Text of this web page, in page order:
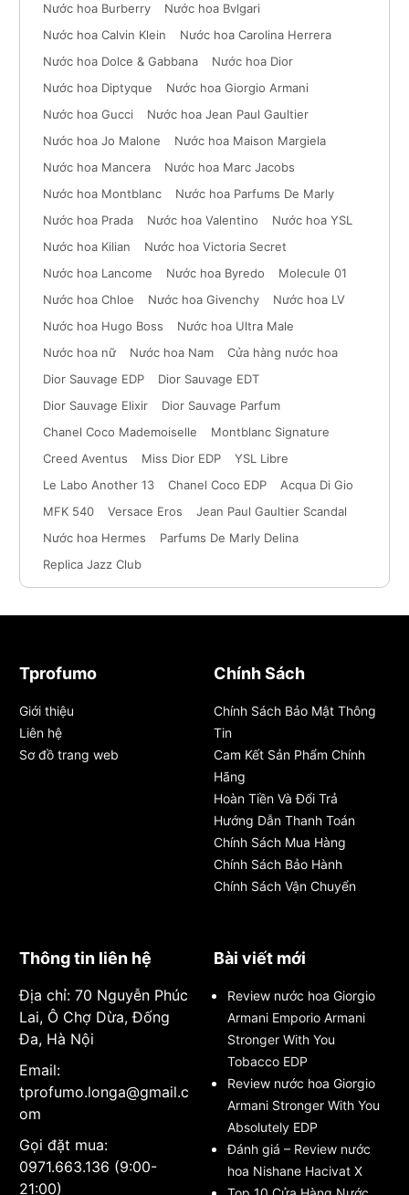
Nước hoa Burberry
Nước hoa Bvlgari
Nước hoa Calvin Klein
Nước hoa Carolina Herrera
Nước hoa Dolce & Gabbana
Nước hoa Dior
Nước hoa Diptyque
Nước hoa Giorgio Armani
Nước hoa Gucci
Nước hoa Jean Paul Gaultier
Nước hoa Jo Malone
Nước hoa Maison Margiela
Nước hoa Mancera
Nước hoa Marc Jacobs
Nước hoa Montblanc
Nước hoa Parfums De Marly
Nước hoa Prada
Nước hoa Valentino
Nước hoa YSL
Nước hoa Kilian
Nước hoa Victoria Secret
Nước hoa Lancome
Nước hoa Byredo
Molecule 01
Nước hoa Chloe
Nước hoa Givenchy
Nước hoa LV
Nước hoa Hugo Boss
Nước hoa Ultra Male
Nước hoa nữ
Nước hoa Nam
Cửa hàng nước hoa
Dior Sauvage EDP
Dior Sauvage EDT
Dior Sauvage Elixir
Dior Sauvage Parfum
Chanel Coco Mademoiselle
Montblanc Signature
Creed Aventus
Miss Dior EDP
YSL Libre
Le Labo Another 13
Chanel Coco EDP
Acqua Di Gio
MFK 540
Versace Eros
Jean Paul Gaultier Scandal
Nước hoa Hermes
Parfums De Marly Delina
Replica Jazz Club
Tprofumo
Giới thiệu
Liên hệ
Sơ đồ trang web
Chính Sách
Chính Sách Bảo Mật Thông
Tin
Cam Kết Sản Phẩm Chính
Hãng
Hoàn Tiền Và Đổi Trả
Hướng Dẫn Thanh Toán
Chính Sách Mua Hàng
Chính Sách Bảo Hành
Chính Sách Vận Chuyển
Thông tin liên hệ
Địa chỉ: 70 Nguyễn Phúc
Lai, Ô Chợ Dừa, Đống
Đa, Hà Nội
Email:
tprofumo.longa@gmail.c
om
Gọi đặt mua:
0971.663.136 (9:00-
21:00)
Bài viết mới
Review nước hoa Giorgio
Armani Emporio Armani
Stronger With You
Tobacco EDP
Review nước hoa Giorgio
Armani Stronger With You
Absolutely EDP
Đánh giá – Review nước
hoa Nishane Hacivat X